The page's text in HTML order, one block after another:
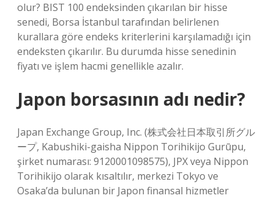
olur? BIST 100 endeksinden çıkarılan bir hisse
senedi, Borsa İstanbul tarafından belirlenen
kurallara göre endeks kriterlerini karşılamadığı için
endeksten çıkarılır. Bu durumda hisse senedinin
fiyatı ve işlem hacmi genellikle azalır.
Japon borsasının adı nedir?
Japan Exchange Group, Inc. (株式会社日本取引所グル
ープ, Kabushiki-gaisha Nippon Torihikijo Gurūpu,
şirket numarası: 9120001098575), JPX veya Nippon
Torihikijo olarak kısaltılır, merkezi Tokyo ve
Osaka’da bulunan bir Japon finansal hizmetler